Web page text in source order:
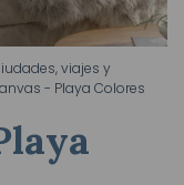
viajes y
- Playa Colores